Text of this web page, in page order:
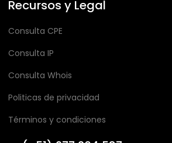
Recursos y Legal
Consulta CPE
Consulta IP
Consulta Whois
Politicas de privacidad
Términos y condiciones